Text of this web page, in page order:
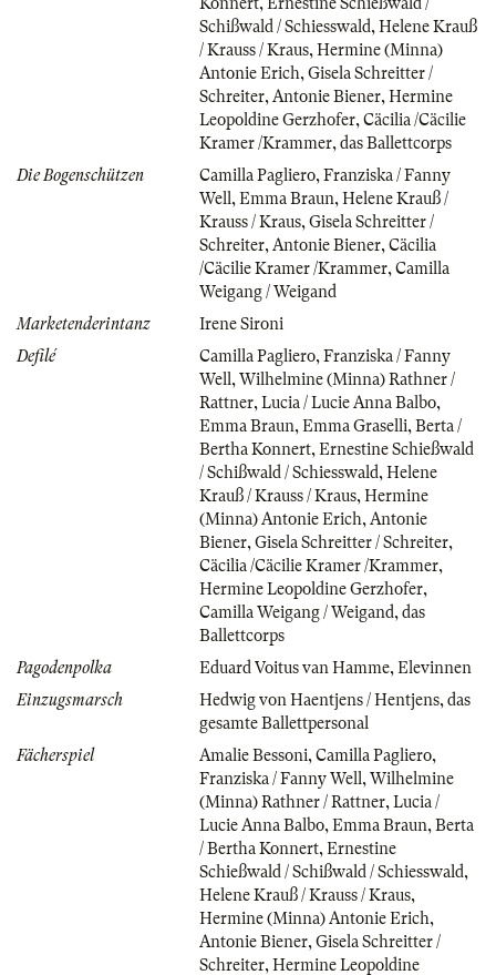
Schißwald / Schiesswald, Helene Krauß
/ Krauss / Kraus, Hermine (Minna)
Antonie Erich, Gisela Schreitter /
Schreiter, Antonie Biener, Hermine
Leopoldine Gerzhofer, Cäcilia /Cäcilie
Kramer /Krammer, das Ballettcorps
Die Bogenschützen
Camilla Pagliero, Franziska / Fanny
Well , Emma Braun, Helene Krauß /
Krauss / Kraus, Gisela Schreitter /
Schreiter, Antonie Biener, Cäcilia
/Cäcilie Kramer /Krammer, Camilla
Weigang / Weigand
Marketenderintanz
Irene Sironi
Defilé
Camilla Pagliero, Franziska / Fanny
Well , Wilhelmine (Minna) Rathner /
Rattner, Lucia / Lucie Anna Balbo,
Emma Braun, Emma Graselli, Berta /
Bertha Konnert, Ernestine Schießwald
/ Schißwald / Schiesswald, Helene
Krauß / Krauss / Kraus, Hermine
(Minna) Antonie Erich, Antonie
Biener, Gisela Schreitter / Schreiter,
Cäcilia /Cäcilie Kramer /Krammer,
Hermine Leopoldine Gerzhofer,
Camilla Weigang / Weigand, das
Ballettcorps
Pagodenpolka
Eduard Voitus van Hamme, Elevinnen
Einzugsmarsch
Hedwig von Haentjens / Hentjens, das
gesamte Ballettpersonal
Fächerspiel
Amalie Bessoni, Camilla Pagliero,
Franziska / Fanny Well , Wilhelmine
(Minna) Rathner / Rattner, Lucia /
Lucie Anna Balbo, Emma Braun, Berta
/ Bertha Konnert, Ernestine
Schießwald / Schißwald / Schiesswald,
Helene Krauß / Krauss / Kraus,
Hermine (Minna) Antonie Erich,
Antonie Biener, Gisela Schreitter /
Schreiter, Hermine Leopoldine